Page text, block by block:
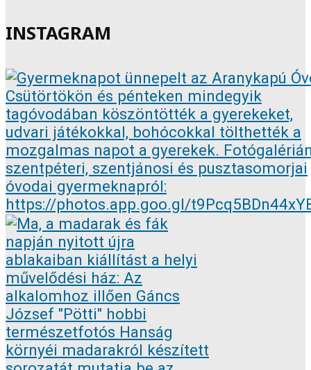
INSTAGRAM